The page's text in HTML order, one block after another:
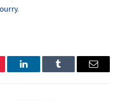
.
LinkedInTumblr Email